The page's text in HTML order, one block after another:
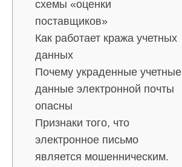
схемы «оценки
поставщиков»
Как работает кража учетных
данных
Почему украденные учетные
данные электронной почты
опасны
Признаки того, что
электронное письмо
является мошенническим.